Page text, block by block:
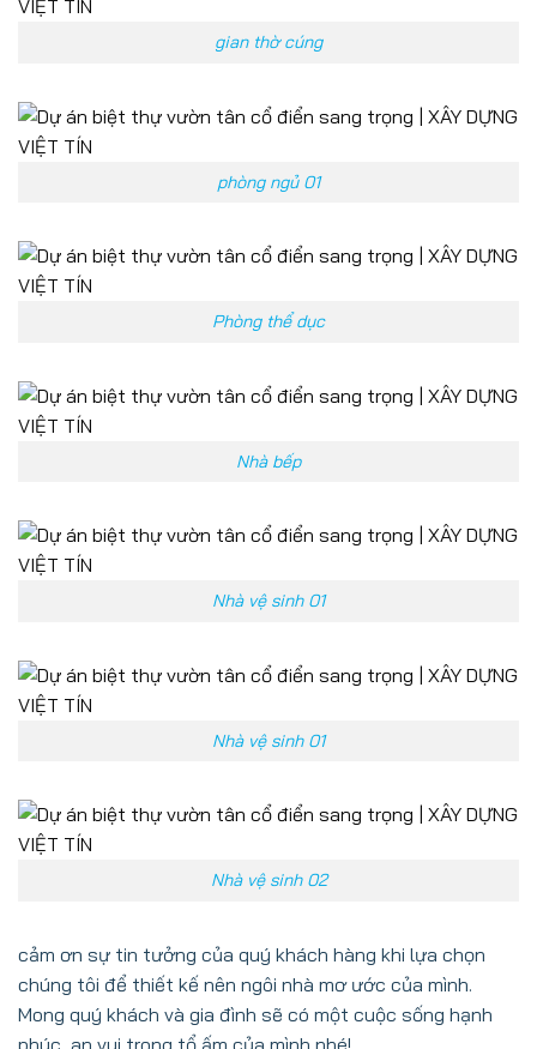
gian thờ cúng
phòng ngủ 01
Phòng thể dục
Nhà bếp
Nhà vệ sinh 01
Nhà vệ sinh 01
Nhà vệ sinh 02
cảm ơn sự tin tưởng của quý khách hàng khi lựa chọn
chúng tôi để thiết kế nên ngôi nhà mơ ước của mình.
Mong quý khách và gia đình sẽ có một cuộc sống hạnh
phúc, an vui trong tổ ấm của mình nhé!